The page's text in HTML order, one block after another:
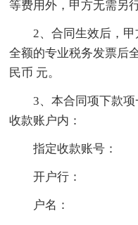
等费用外，甲方无需另
2、合同生效后，
全额的专业税务发票后
民币 元。
3、本合同项下款
收款账户内：
指定收款账号：
开户行：
户名：